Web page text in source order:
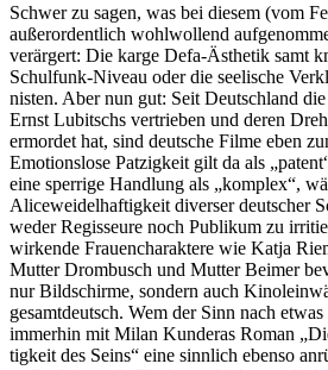
Schwer zu sagen, was bei diesem (vom
außer­or­dentlich wohlwollend
verärgert: Die karge Defa-Ästhetik samt
Schulfunk-Niveau oder die seelische
nisten. Aber nun gut: Seit Deutschland
Ernst Lubitschs vertrieben und deren
ermordet hat, sind deutsche Filme eben
Emoti­onslose Patzigkeit gilt da als
eine sperrige Handlung als „komplex“,
Alice­wei­del­haf­tigkeit diverser deutscher
weder Regis­seure noch Publikum zu
wirkende Frauen­cha­raktere wie Katja
Mutter Drombusch und Mutter Beimer
nur Bildschirme, sondern auch
gesamt­deutsch. Wem der Sinn nach
immerhin mit Milan Kunderas Roman
tigkeit des Seins“ eine sinnlich ebenso